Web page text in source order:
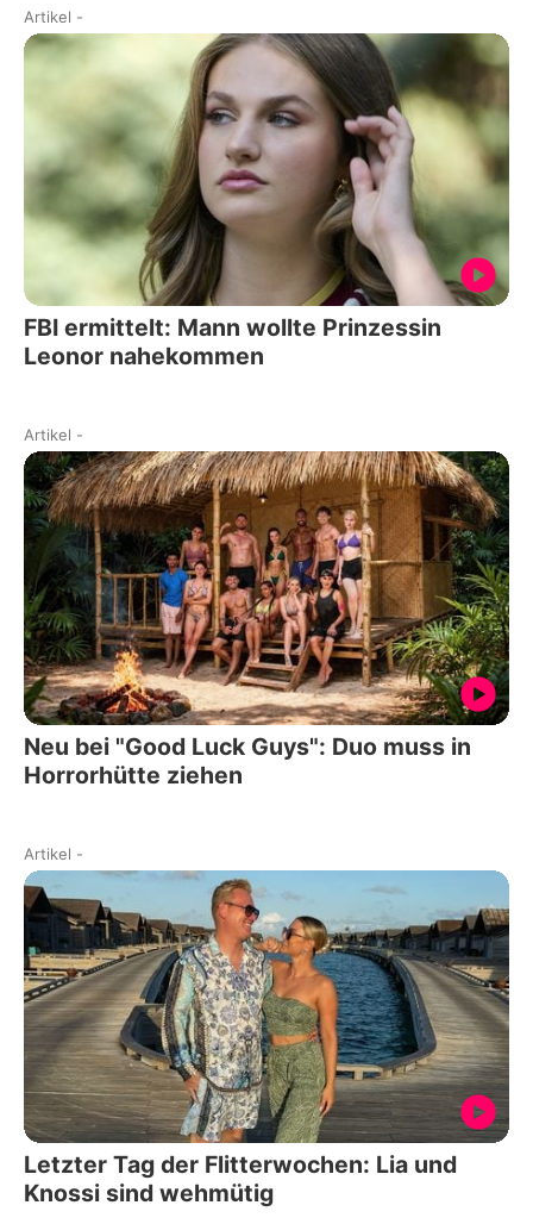
Artikel -
FBI ermittelt: Mann wollte Prinzessin
Leonor nahekommen
Artikel -
Neu bei "Good Luck Guys": Duo muss in
Horrorhütte ziehen
Artikel -
Letzter Tag der Flitterwochen: Lia und
Knossi sind wehmütig